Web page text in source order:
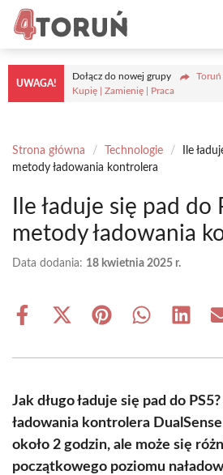
Przejdź
treści
UWAGA!
Dołącz do nowej grupy
Toruń
Kupię | Zamienię | Praca
Strona główna / Technologie /
Ile
metody ładowania kontrolera
Ile ładuje się pad do
metody ładowania
Data dodania: 18 kwietnia 2025 r.
Share
Share
(Twitter)
Share Share Share
Jak długo ładuje się pad do
ładowania kontrolera
około 2 godzin, ale może się
początkowego poziomu